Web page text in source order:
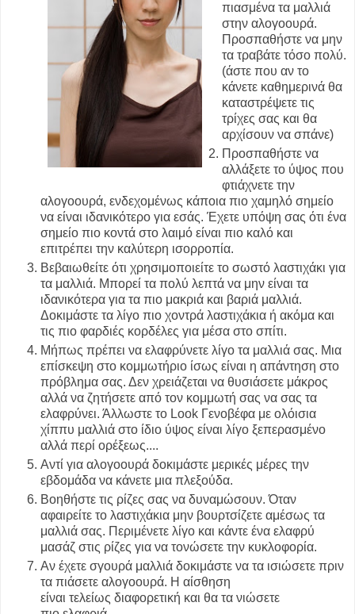
πιασμένα τα μαλλιά
στην αλογοουρά.
Προσπαθήστε να μην
τα τραβάτε τόσο πολύ.
(άστε που αν το
κάνετε καθημερινά θα
καταστρέψετε τις
τρίχες σας και θα
αρχίσουν να σπάνε)
Προσπαθήστε να
αλλάξετε το ύψος που
φτιάχνετε την
αλογοουρά, ενδεχομένως κάποια πιο χαμηλό σημείο
να είναι ιδανικότερο για εσάς. Έχετε υπόψη σας ότι ένα
σημείο πιο κοντά στο λαιμό είναι πιο καλό και
επιτρέπει την καλύτερη ισορροπία.
Βεβαιωθείτε ότι χρησιμοποιείτε το σωστό λαστιχάκι για
τα μαλλιά. Μπορεί τα πολύ λεπτά να μην είναι τα
ιδανικότερα για τα πιο μακριά και βαριά μαλλιά.
Δοκιμάστε τα λίγο πιο χοντρά λαστιχάκια ή ακόμα και
τις πιο φαρδιές κορδέλες για μέσα στο σπίτι.
Μήπως πρέπει να ελαφρύνετε λίγο τα μαλλιά σας. Μια
επίσκεψη στο κομμωτήριο ίσως είναι η απάντηση στο
πρόβλημα σας. Δεν χρειάζεται να θυσιάσετε μάκρος
αλλά να ζητήσετε από τον κομμωτή σας να σας τα
ελαφρύνει. Άλλωστε το Look Γενοβέφα με ολόισια
χίππυ μαλλιά στο ίδιο ύψος είναι λίγο ξεπερασμένο
αλλά περί ορέξεως....
Αντί για αλογοουρά δοκιμάστε μερικές μέρες την
εβδομάδα να κάνετε μια πλεξούδα.
Βοηθήστε τις ρίζες σας να δυναμώσουν. Όταν
αφαιρείτε το λαστιχάκια μην βουρτσίζετε αμέσως τα
μαλλιά σας. Περιμένετε λίγο και κάντε ένα ελαφρύ
μασάζ στις ρίζες για να τονώσετε την κυκλοφορία.
Αν έχετε σγουρά μαλλιά δοκιμάστε να τα ισιώσετε πριν
τα πιάσετε αλογοουρά. Η αίσθηση
είναι τελείως διαφορετική και θα τα νιώσετε